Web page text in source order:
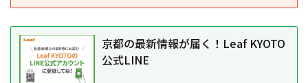
京都の最新情報が届く！Leaf KYOTO
公式LINE